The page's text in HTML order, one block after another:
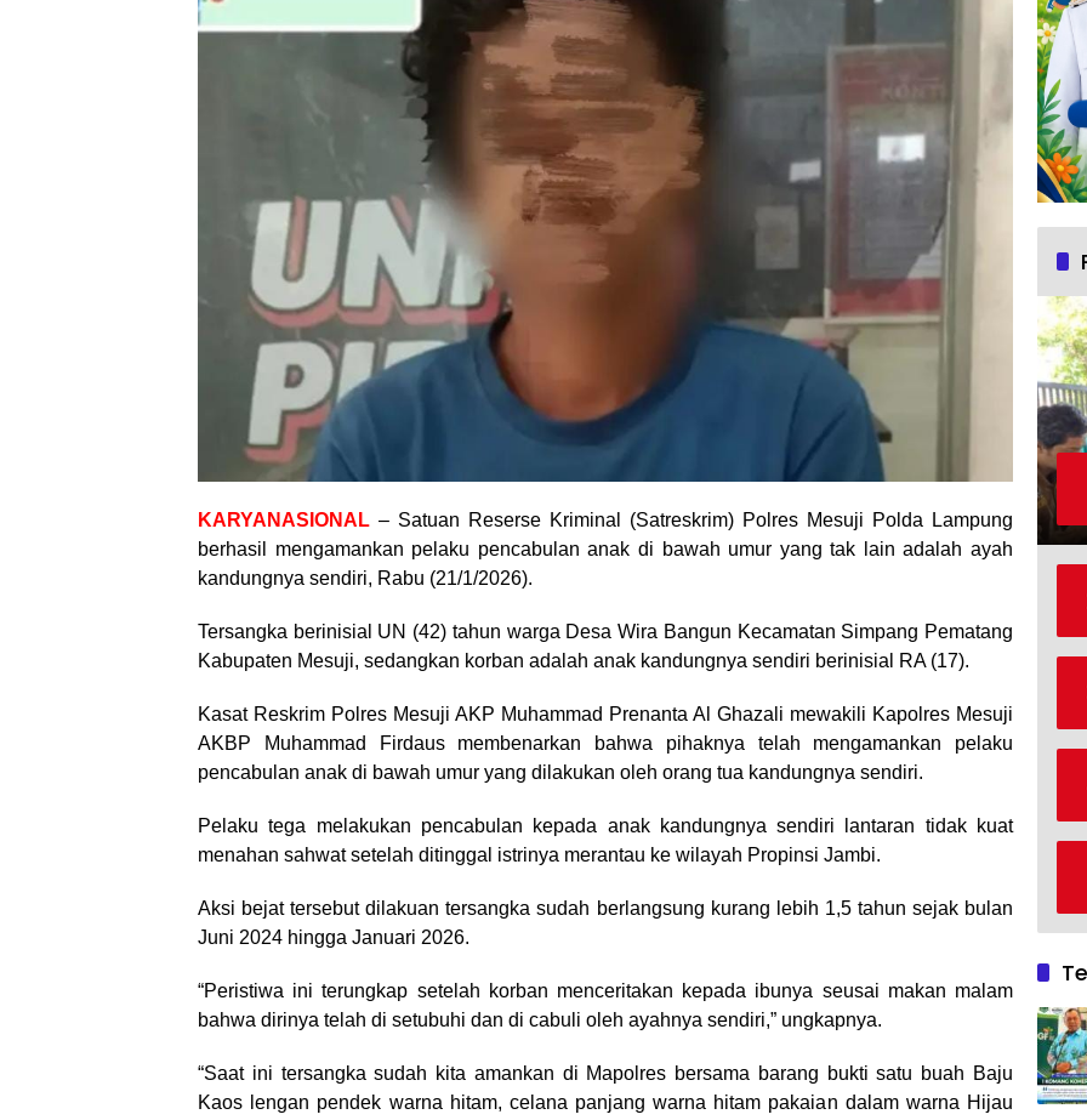
KARYANASIONAL – Satuan Reserse Kriminal (Satreskrim) Polres Mesuji Polda Lampung
berhasil mengamankan pelaku pencabulan anak di bawah umur yang tak lain adalah ayah
kandungnya sendiri, Rabu (21/1/2026).
Tersangka berinisial UN (42) tahun warga Desa Wira Bangun Kecamatan Simpang Pematang
Kabupaten Mesuji, sedangkan korban adalah anak kandungnya sendiri berinisial RA (17).
Kasat Reskrim Polres Mesuji AKP Muhammad Prenanta Al Ghazali mewakili Kapolres Mesuji
AKBP Muhammad Firdaus membenarkan bahwa pihaknya telah mengamankan pelaku
pencabulan anak di bawah umur yang dilakukan oleh orang tua kandungnya sendiri.
Pelaku tega melakukan pencabulan kepada anak kandungnya sendiri lantaran tidak kuat
menahan sahwat setelah ditinggal istrinya merantau ke wilayah Propinsi Jambi.
Aksi bejat tersebut dilakuan tersangka sudah berlangsung kurang lebih 1,5 tahun sejak bulan
Juni 2024 hingga Januari 2026.
“Peristiwa ini terungkap setelah korban menceritakan kepada ibunya seusai makan malam
bahwa dirinya telah di setubuhi dan di cabuli oleh ayahnya sendiri,” ungkapnya.
“Saat ini tersangka sudah kita amankan di Mapolres bersama barang bukti satu buah Baju
Kaos lengan pendek warna hitam, celana panjang warna hitam pakaian dalam warna Hijau